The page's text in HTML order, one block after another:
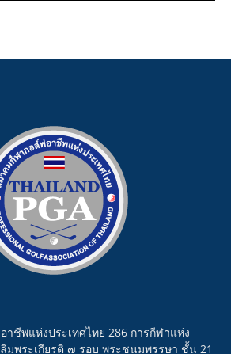
ชีพแห่งประเทศไทย 286 การกีฬาแห่ง
มพระเกียรติ ๗ รอบ พระชนมพรรษา ชั้น 21